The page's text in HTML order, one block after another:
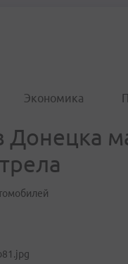
Экономика